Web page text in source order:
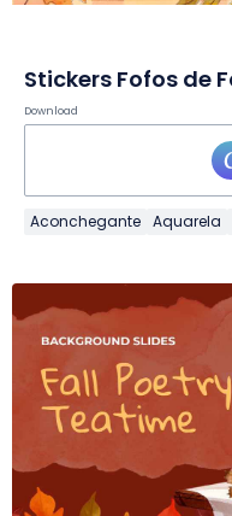
Download
Aconchegante Aquarela